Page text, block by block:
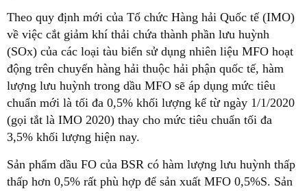
Theo quy định mới của Tổ chức Hàng hải Quốc tế (IMO)
về việc cắt giảm khí thải chứa thành phần lưu huỳnh
(SOx) của các loại tàu biển sử dụng nhiên liệu MFO hoạt
động trên chuyến hàng hải thuộc hải phận quốc tế, hàm
lượng lưu huỳnh trong dầu MFO sẽ áp dụng mức tiêu
chuẩn mới là tối đa 0,5% khối lượng kể từ ngày 1/1/2020
(gọi tắt là IMO 2020) thay cho mức tiêu chuẩn tối đa
3,5% khối lượng hiện nay.
Sản phẩm dầu FO của BSR có hàm lượng lưu huỳnh thấp
thấp hơn 0,5% rất phù hợp để sản xuất MFO 0,5%S. Sản